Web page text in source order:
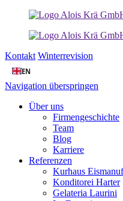
Kontakt Winterrevision
EN
Navigation überspringen
Über uns
Firmengeschichte
Team
Blog
Karriere
Referenzen
Kurhaus
Konditorei Harter
Gelateria Laurini